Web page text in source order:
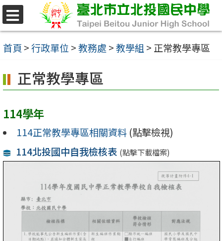
跳
至
主
內
容
區
首頁 >行政單位 >教務處 >教學組 > 正常教學專區
正常教學專區
114學年
114正常教學專區相關資料 (點擊檢視)
114北投國中自我檢核表 (點擊下載檔案)
選
單